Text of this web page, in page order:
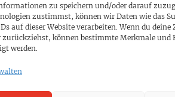
zu speichern und/oder darauf
zustimmst, können wir Daten wie das
auf dieser Website verarbeiten. Wenn du
zurückziehst, können bestimmte Merkmale und
werden.